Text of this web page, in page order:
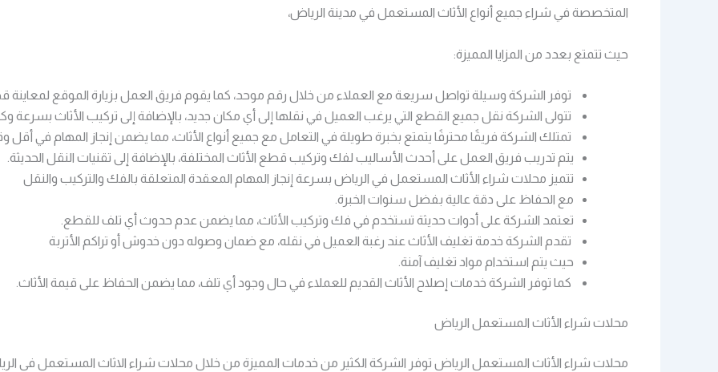
المتخصصة في شراء جميع أنواع الأثاث المستعمل في مدينة الرياض،
حيث تتمتع بعدد من المزايا المميزة:
توفر الشركة وسيلة تواصل سريعة مع العملاء من خلال رقم موحد، كما يقوم فريق العمل بزيارة الموقع لمعاينة
تتولى الشركة نقل جميع القطع التي يرغب العميل في نقلها إلى أي مكان جديد، بالإضافة إلى تركيب الأثاث بسرعة
تمتلك الشركة فريقًا محترفًا يتمتع بخبرة طويلة في التعامل مع جميع أنواع الأثاث، مما يضمن إنجاز المهام في
يتم تدريب فريق العمل على أحدث الأساليب لفك وتركيب قطع الأثاث المختلفة، بالإضافة إلى تقنيات النقل الحديثة.
تتميز محلات شراء الأثاث المستعمل في الرياض بسرعة إنجاز المهام المعقدة المتعلقة بالفك والتركيب والنقل
مع الحفاظ على دقة عالية بفضل سنوات الخبرة.
تعتمد الشركة على أدوات حديثة تستخدم في فك وتركيب الأثاث، مما يضمن عدم حدوث أي تلف للقطع.
تقدم الشركة خدمة تغليف الأثاث عند رغبة العميل في نقله، مع ضمان وصوله دون خدوش أو تراكم الأتربة
حيث يتم استخدام مواد تغليف آمنة.
كما توفر الشركة خدمات إصلاح الأثاث القديم للعملاء في حال وجود أي تلف، مما يضمن الحفاظ على قيمة الأثاث.
محلات شراء الأثاث المستعمل الرياض
محلات شراء الأثاث المستعمل الرياض توفر الشركة الكثير من خدمات المميزة من خلال محلات شراء الاثاث المستعمل فى